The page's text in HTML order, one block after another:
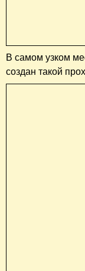
В самом узком
создан такой